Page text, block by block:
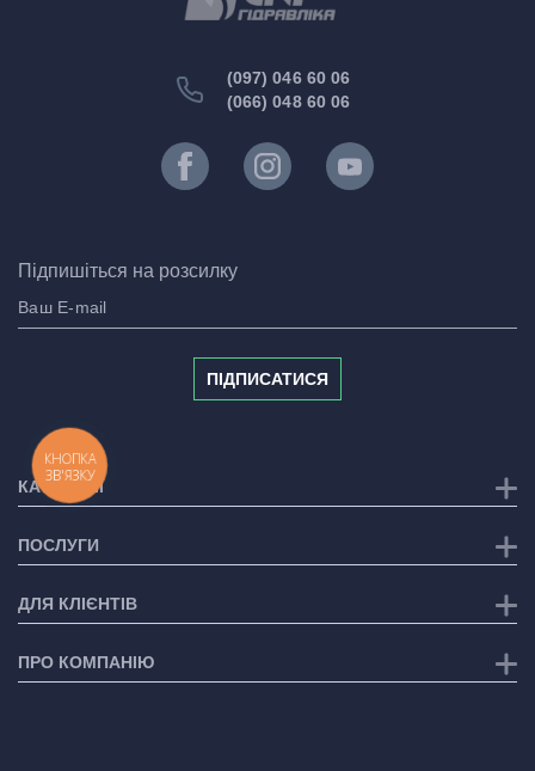
(097) 046 60 06
(066) 048 60 06
Підпишіться на розсилку
ПІДПИСАТИСЯ
КАТЕГОРІЇ
ПОСЛУГИ
ДЛЯ КЛІЄНТІВ
ПРО КОМПАНІЮ
КНОПКА
ЗВ'ЯЗКУ